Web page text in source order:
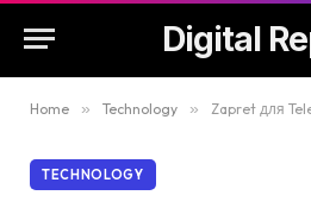
Digital
Home » Technology » Zapret для
TECHNOLOGY